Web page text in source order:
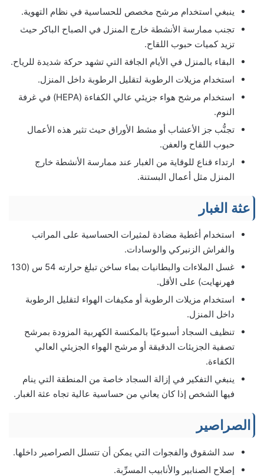
ينبغي استخدام مرشح مخصص للحساسية في نظام التهوية.
تجنب ممارسة الأنشطة خارج المنزل في الصباح الباكر حيث
تزيد كميات حبوب اللقاح.
البقاء بالمنزل في الأيام الجافة التي تشهد حركة شديدة للرياح.
استخدام مزيلات الرطوبة لتقليل الرطوبة داخل المنزل.
استخدام مرشح هواء جزيئي عالي الكفاءة (HEPA) في غرفة
النوم.
تجنُّب جز الأعشاب أو مشط الأوراق حيث تثير هذه الأعمال
حبوب اللقاح والعفن.
ارتداء قناع للوقاية من الغبار عند ممارسة الأنشطة خارج
المنزل مثل أعمال البستنة.
عثة الغبار
استخدام أغطية مضادة لمثيرات الحساسية على المراتب
والفراش الزنبركي والوسادات.
غسل الملاءات والبطانيات بماء ساخن تبلغ حرارته 54 س (130
فهرنهايت) على الأقل.
استخدام مزيلات الرطوبة أو مكيفات الهواء لتقليل الرطوبة
داخل المنزل.
تنظيف السجاد أسبوعيًا بالمكنسة الكهربية المزودة بمرشح
تصفية الجزيئات الدقيقة أو مرشح الهواء الجزيئي العالي
الكفاءة.
ينبغي التفكير في إزالة السجاد خاصة من المنطقة التي ينام
فيها الشخص إذا كان يعاني من حساسية عالية تجاه عثة الغبار.
الصراصير
سد الشقوق والفجوات التي يمكن أن تتسلل الصراصير داخلها.
إصلاح الصنابير والأنابيب المسرِّبة.